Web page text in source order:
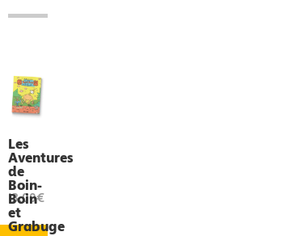
Les
Aventures
de
Boin-
Boin
et
Grabuge
13,00€